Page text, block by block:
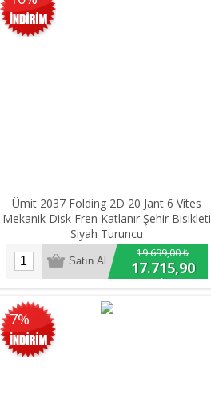
Ümit 2037 Folding 2D 20 Jant 6 Vites
Mekanik Disk Fren Katlanır Şehir Bisikleti
Siyah Turuncu
19.699,00 ₺
17.715,90
₺
7%